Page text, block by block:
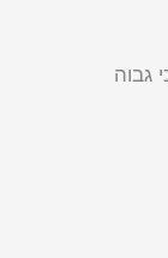
גבוה